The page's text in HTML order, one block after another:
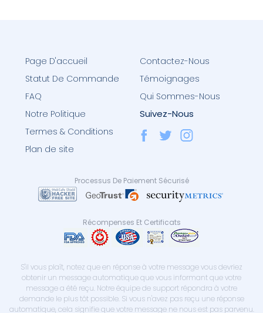
Page D'accueil
Statut De Commande
FAQ
Contactez-Nous
Témoignages
Qui Sommes-Nous
Notre Politique
Termes & Conditions
Plan de site
Suivez-Nous
Processus De Paiement Sécurisé
Récompenses Et Certificats
S'il vous plaît, notez que en réponse à votre message vous devriez
obtenir un message automatique que vous informant que votre
message a été reçu. Notre équipe de support répondra à votre
demande le plus tôt possible. Si vous n'avez pas reçu une réponse
automatique, cela signifie que votre message ne nous est pas parvenu.